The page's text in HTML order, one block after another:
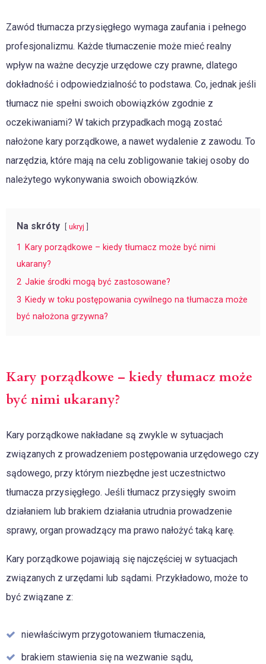
Zawód tłumacza przysięgłego wymaga zaufania i pełnego
profesjonalizmu. Każde tłumaczenie może mieć realny
wpływ na ważne decyzje urzędowe czy prawne, dlatego
dokładność i odpowiedzialność to podstawa. Co, jednak jeśli
tłumacz nie spełni swoich obowiązków zgodnie z
oczekiwaniami? W takich przypadkach mogą zostać
nałożone kary porządkowe, a nawet wydalenie z zawodu. To
narzędzia, które mają na celu zobligowanie takiej osoby do
należytego wykonywania swoich obowiązków.
Na skróty ukryj
1
Kary porządkowe – kiedy tłumacz może być nimi
ukarany?
2 Jakie środki mogą być zastosowane?
3 Kiedy w toku postępowania cywilnego na tłumacza może
być nałożona grzywna?
Kary porządkowe – kiedy tłumacz może
być nimi ukarany?
Kary porządkowe nakładane są zwykle w sytuacjach
związanych z prowadzeniem postępowania urzędowego czy
sądowego, przy którym niezbędne jest uczestnictwo
tłumacza przysięgłego. Jeśli tłumacz przysięgły swoim
działaniem lub brakiem działania utrudnia prowadzenie
sprawy, organ prowadzący ma prawo nałożyć taką karę.
Kary porządkowe pojawiają się najczęściej w sytuacjach
związanych z urzędami lub sądami. Przykładowo, może to
być związane z:
niewłaściwym przygotowaniem tłumaczenia,
brakiem stawienia się na wezwanie sądu,